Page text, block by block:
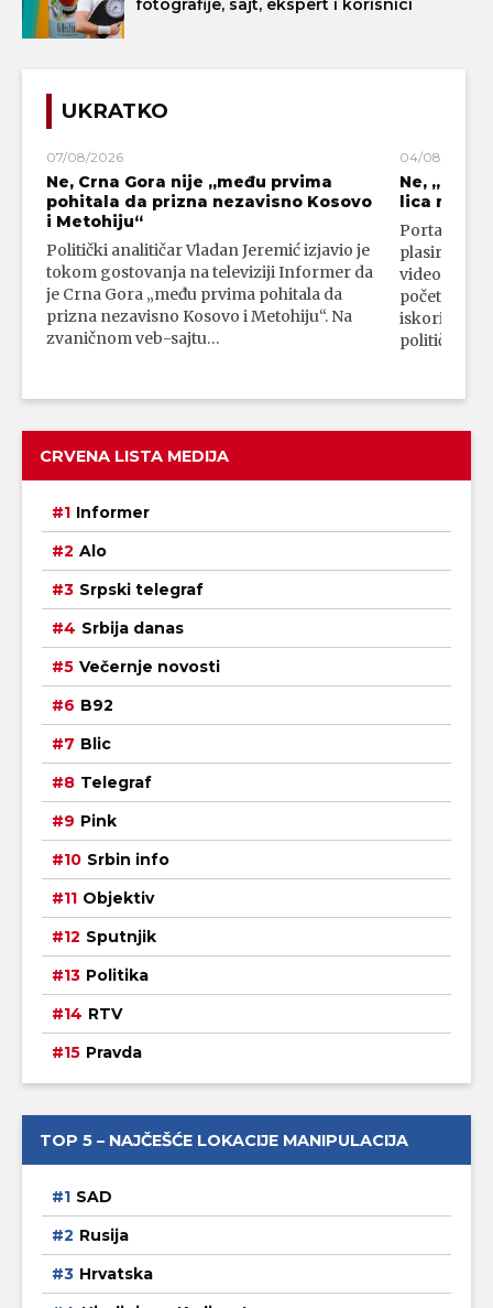
UKRATKO
07/08/2026
Ne, Crna Gora nije „među prvima
pohitala da prizna nezavisno Kosovo
i Metohiju“
Politički analitičar Vladan Jeremić izjavio je
tokom gostovanja na televiziji Informer da
je Crna Gora „među prvima pohitala da
prizna nezavisno Kosovo i Metohiju“. Na
zvaničnom veb-sajtu…
04/08/2026
Ne,
lica
Portal 24
plasirali su
video-
početka
iskorišćava
političkim
CRVENA LISTA MEDIJA
Informer
Alo
Srpski telegraf
Srbija danas
Večernje novosti
B92
Blic
Telegraf
Pink
Srbin info
Objektiv
Sputnjik
Politika
RTV
Pravda
TOP 5 – NAJČEŠĆE LOKACIJE MANIPULACIJA
SAD
Rusija
Hrvatska